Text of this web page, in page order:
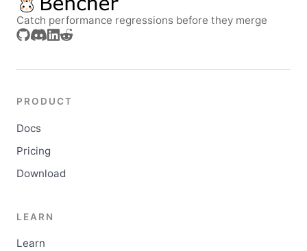
Catch performance regressions before they merge
PRODUCT
Docs
Pricing
Download
LEARN
Learn